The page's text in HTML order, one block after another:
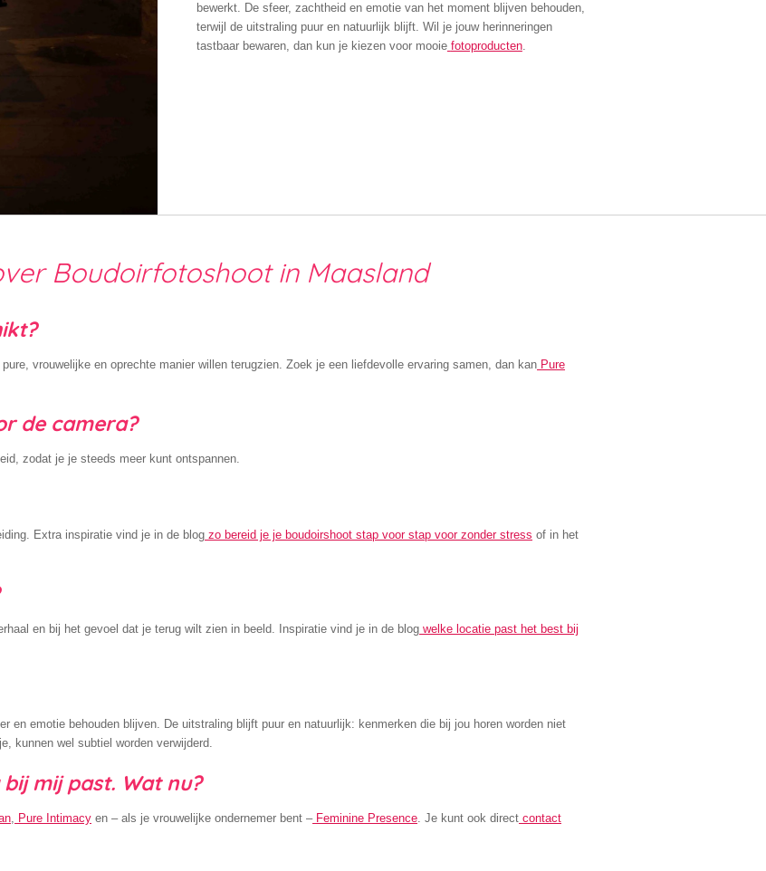
bewerkt. De sfeer, zachtheid en emotie van het moment blijven behouden,
terwijl de uitstraling puur en natuurlijk blijft. Wil je jouw herinneringen
tastbaar bewaren, dan kun je kiezen voor mooie fotoproducten.
Boudoirfotoshoot in Maasland
vrouwelijke en oprechte manier willen terugzien. Zoek je een liefdevolle ervaring samen, dan kan Pure
de camera?
zodat je je steeds meer kunt ontspannen.
Extra inspiratie vind je in de blog zo bereid je je boudoirshoot stap voor stap voor zonder stress of in het
en bij het gevoel dat je terug wilt zien in beeld. Inspiratie vind je in de blog welke locatie past het best bij
en emotie behouden blijven. De uitstraling blijft puur en natuurlijk: kenmerken die bij jou horen worden niet
kunnen wel subtiel worden verwijderd.
mij past. Wat nu?
, Pure Intimacy en – als je vrouwelijke ondernemer bent – Feminine Presence. Je kunt ook direct contact